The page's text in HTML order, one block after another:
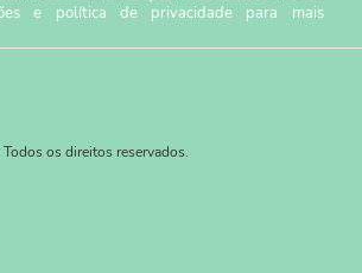
e política de privacidade para mais
os direitos reservados.